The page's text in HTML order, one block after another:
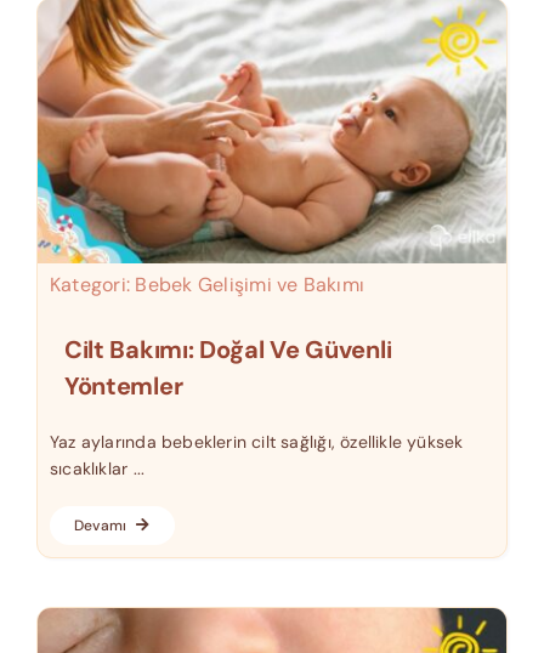
Kategori: Bebek Gelişimi ve Bakımı
Cilt Bakımı: Doğal Ve Güvenli
Yöntemler
Yaz aylarında bebeklerin cilt sağlığı, özellikle yüksek
sıcaklıklar ...
Devamı